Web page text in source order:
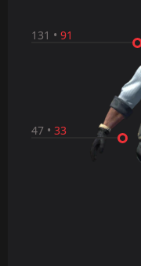
47 • 33
131 • 91